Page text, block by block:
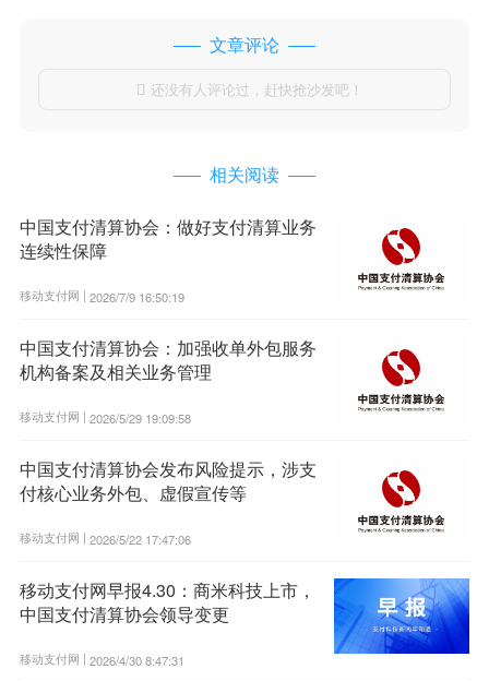
文章评论
 还没有人评论过，赶快抢沙发吧！
相关阅读
中国支付清算协会：做好支付清算业务
连续性保障
移动支付网 | 2026/7/9 16:50:19
中国支付清算协会：加强收单外包服务
机构备案及相关业务管理
移动支付网 | 2026/5/29 19:09:58
中国支付清算协会发布风险提示，涉支
付核心业务外包、虚假宣传等
移动支付网 | 2026/5/22 17:47:06
移动支付网早报4.30：商米科技上市，
中国支付清算协会领导变更
移动支付网 | 2026/4/30 8:47:31